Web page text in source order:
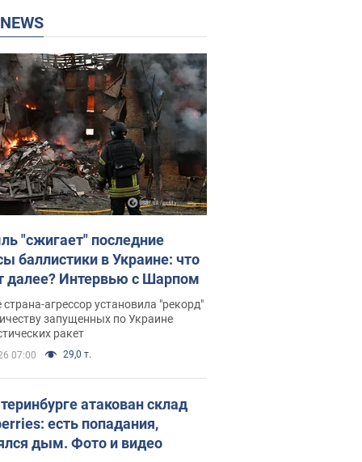
NEWS
"сжигает" последние
баллистики в Украине: что
далее? Интервью с Шарпом
агрессор установила "рекорд"
запущенных по Украине
ракет
07:00 29,0 т.
атакован склад
есть попадания,
дым. Фото и видео